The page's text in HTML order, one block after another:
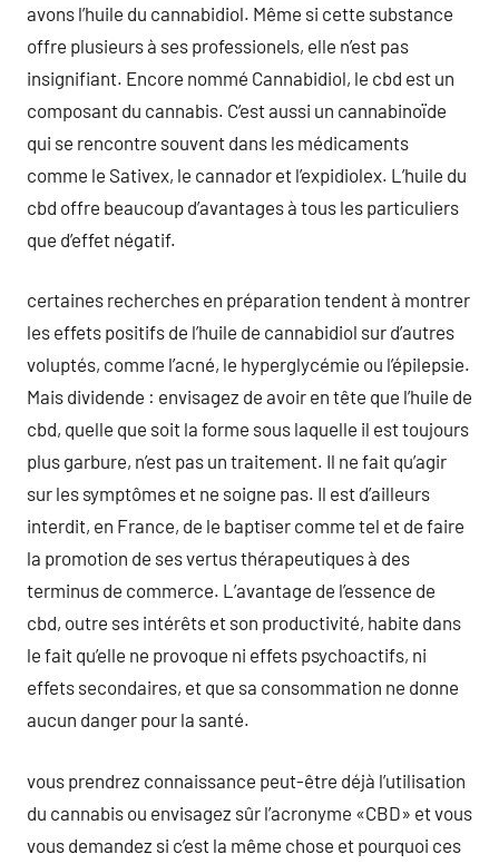
avons l’huile du cannabidiol. Même si cette substance
offre plusieurs à ses professionels, elle n’est pas
insignifiant. Encore nommé Cannabidiol, le cbd est un
composant du cannabis. C’est aussi un cannabinoïde
qui se rencontre souvent dans les médicaments
comme le Sativex, le cannador et l’expidiolex. L’huile du
cbd offre beaucoup d’avantages à tous les particuliers
que d’effet négatif.
certaines recherches en préparation tendent à montrer
les effets positifs de l’huile de cannabidiol sur d’autres
voluptés, comme l’acné, le hyperglycémie ou l’épilepsie.
Mais dividende : envisagez de avoir en tête que l’huile de
cbd, quelle que soit la forme sous laquelle il est toujours
plus garbure, n’est pas un traitement. Il ne fait qu’agir
sur les symptômes et ne soigne pas. Il est d’ailleurs
interdit, en France, de le baptiser comme tel et de faire
la promotion de ses vertus thérapeutiques à des
terminus de commerce. L’avantage de l’essence de
cbd, outre ses intérêts et son productivité, habite dans
le fait qu’elle ne provoque ni effets psychoactifs, ni
effets secondaires, et que sa consommation ne donne
aucun danger pour la santé.
vous prendrez connaissance peut-être déjà l’utilisation
du cannabis ou envisagez sûr l’acronyme «CBD» et vous
vous demandez si c’est la même chose et pourquoi ces